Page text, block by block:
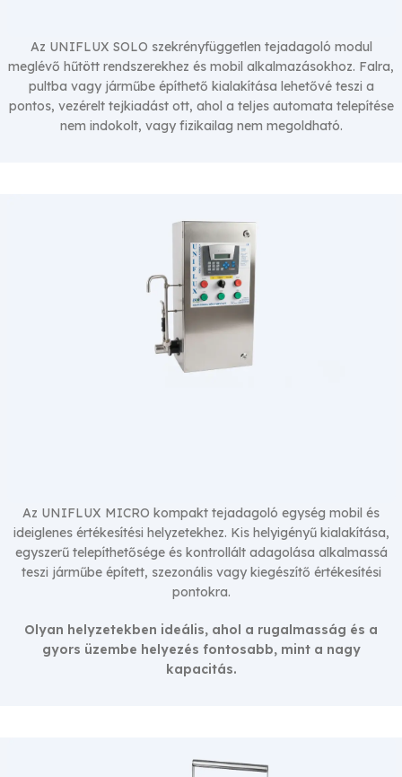
UNIFLUX SOLO Tejautomata
Az UNIFLUX SOLO szekrényfüggetlen tejadagoló modul
meglévő hűtött rendszerekhez és mobil alkalmazásokhoz. Falra,
pultba vagy járműbe építhető kialakítása lehetővé teszi a
pontos, vezérelt tejkiadást ott, ahol a teljes automata telepítése
nem indokolt, vagy fizikailag nem megoldható.
UNIFLUX MICRO
Tejautomata
Az UNIFLUX MICRO kompakt tejadagoló egység mobil és
ideiglenes értékesítési helyzetekhez. Kis helyigényű kialakítása,
egyszerű telepíthetősége és kontrollált adagolása alkalmassá
teszi járműbe épített, szezonális vagy kiegészítő értékesítési
pontokra.
Olyan helyzetekben ideális, ahol a rugalmasság és a
gyors üzembe helyezés fontosabb, mint a nagy
kapacitás.